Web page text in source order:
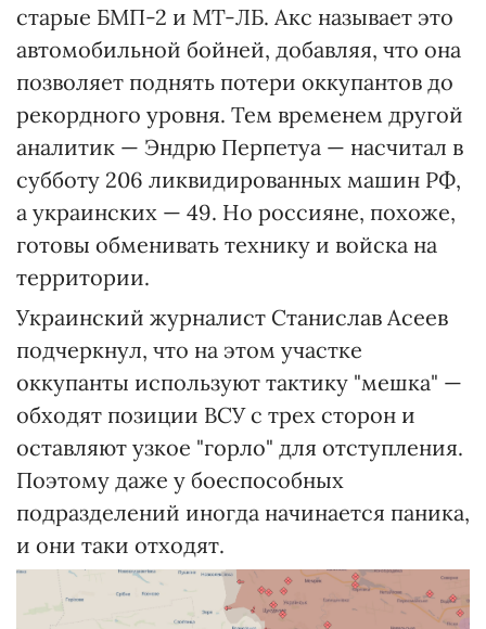
старые БМП-2 и МТ-ЛБ. Акс называет это
автомобильной бойней, добавляя, что она
позволяет поднять потери оккупантов до
рекордного уровня. Тем временем другой
аналитик — Эндрю Перпетуа — насчитал в
субботу 206 ликвидированных машин РФ,
а украинских — 49. Но россияне, похоже,
готовы обменивать технику и войска на
территории.
Украинский журналист Станислав Асеев
подчеркнул, что на этом участке
оккупанты используют тактику "мешка" —
обходят позиции ВСУ с трех сторон и
оставляют узкое "горло" для отступления.
Поэтому даже у боеспособных
подразделений иногда начинается паника,
и они таки отходят.